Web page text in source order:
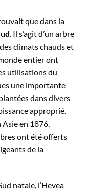
que dans la
. Il s’agit d’un arbre
climats chauds et
entier ont
utilisations du
une importante
dans divers
approprié.
en 1876,
ont été offerts
de la
natale, l’Hevea